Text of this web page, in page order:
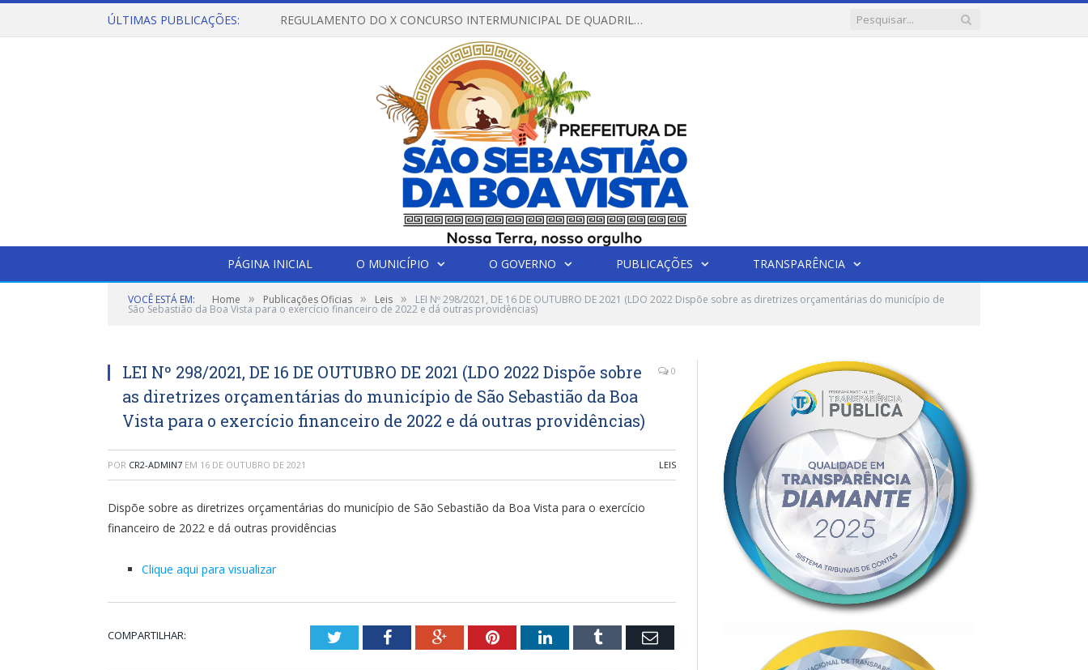
ÚLTIMAS PUBLICAÇÕES: REGULAMENTO DO X CONCURSO INTERMUNICIPAL DE QUADRILHAS JUNINAS – 2026 – ARRAIÁ DA VENEZA
PÁGINA INICIAL O MUNICÍPIO O GOVERNO PUBLICAÇÕES TRANSPARÊNCIA
VOCÊ ESTÁ EM: Home » Publicações Oficias » Leis » LEI Nº 298/2021, DE 16 DE OUTUBRO DE 2021 (LDO 2022 Dispõe sobre as diretrizes orçamentárias do município de
São Sebastião da Boa Vista para o exercício financeiro de 2022 e dá outras providências)
LEI Nº 298/2021, DE 16 DE OUTUBRO DE 2021 (LDO 2022 Dispõe sobre
as diretrizes orçamentárias do município de São Sebastião da Boa
Vista para o exercício financeiro de 2022 e dá outras providências)
0
POR CR2-ADMIN7 EM 16 DE OUTUBRO DE 2021 LEIS
Dispõe sobre as diretrizes orçamentárias do município de São Sebastião da Boa Vista para o exercício
financeiro de 2022 e dá outras providências
Clique aqui para visualizar
COMPARTILHAR: TwitterFacebookGoogle+PinterestLinkedInTumblr Email